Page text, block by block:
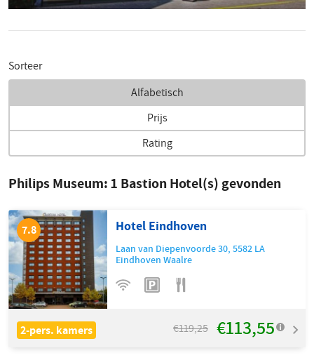
Sorteer
Alfabetisch
Prijs
Rating
Philips Museum:1 Bastion Hotel(s) gevonden
7.8 Hotel Eindhoven
Laan van Diepenvoorde 30,5582 LA
Eindhoven Waalre
2-pers. kamers €119,25 €113,55